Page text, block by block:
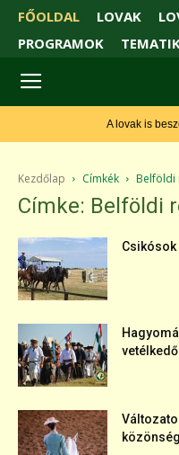
FŐOLDAL LOVAK
PROGRAMOK
A lovak is
Kezdőlap Címkék Belföldi
Címke: Belföldi